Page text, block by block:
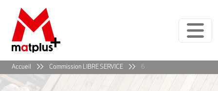
Accueil Commission LIBRE SERVICE 6